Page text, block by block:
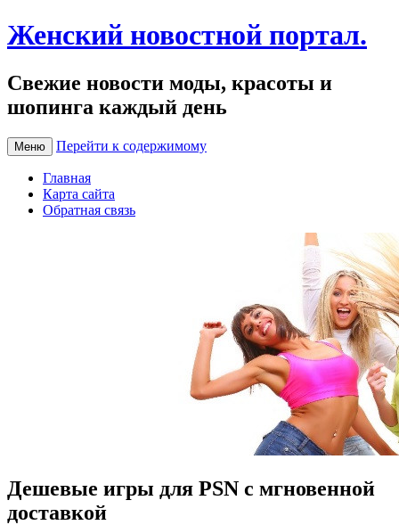
Женский новостной портал.
Свежие новости моды, красоты и
шопинга каждый день
Меню Перейти к содержимому
Главная
Карта сайта
Обратная связь
Дешевые игры для PSN с мгновенной
доставкой